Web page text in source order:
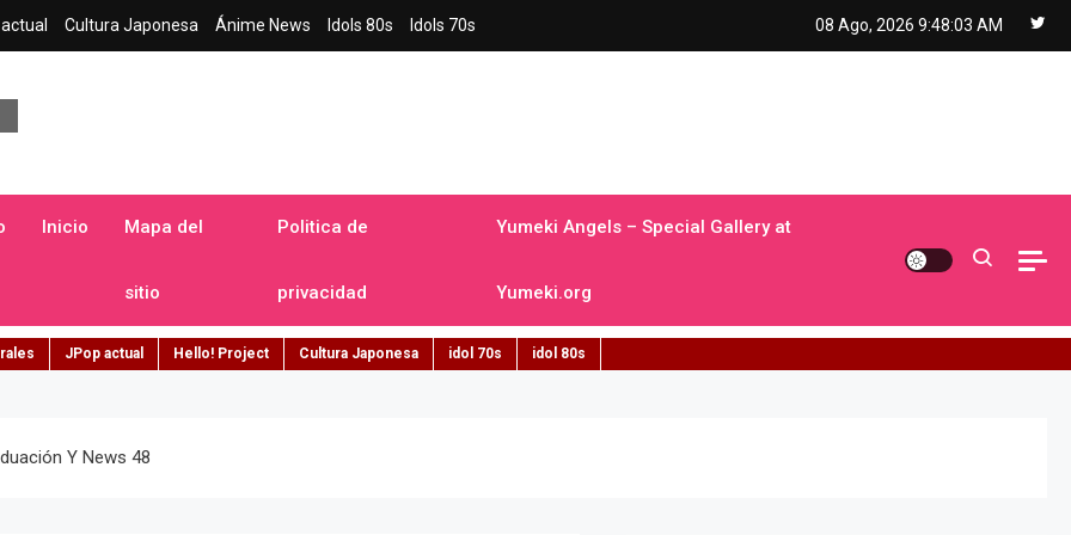
Cultura Japonesa Ánime News Idols 80s Idols 70s 08 Ago, 2026 9:48:04 AM
Inicio Mapa del
sitio
Politica de
privacidad
Yumeki Angels – Special Gallery at
Yumeki.org
JPop actual Hello! Project Cultura Japonesa idol 70s idol 80s
Y News 48